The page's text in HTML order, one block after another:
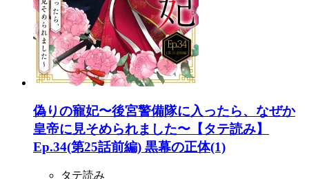
偽りの寵妃〜後宮警備隊に入ったら、なぜか
皇帝に見そめられました〜【タテ読み】
Ep.34(第25話前編) 黒幕の正体(1)
タテ読み